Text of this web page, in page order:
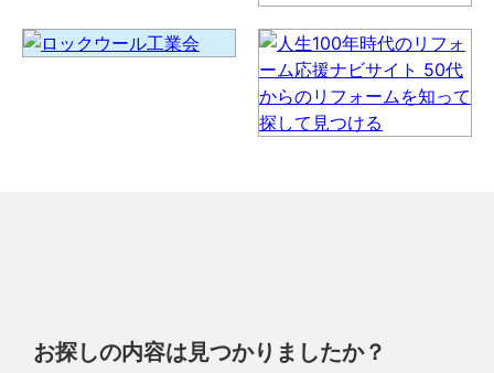
お探しの内容は見つかりましたか？